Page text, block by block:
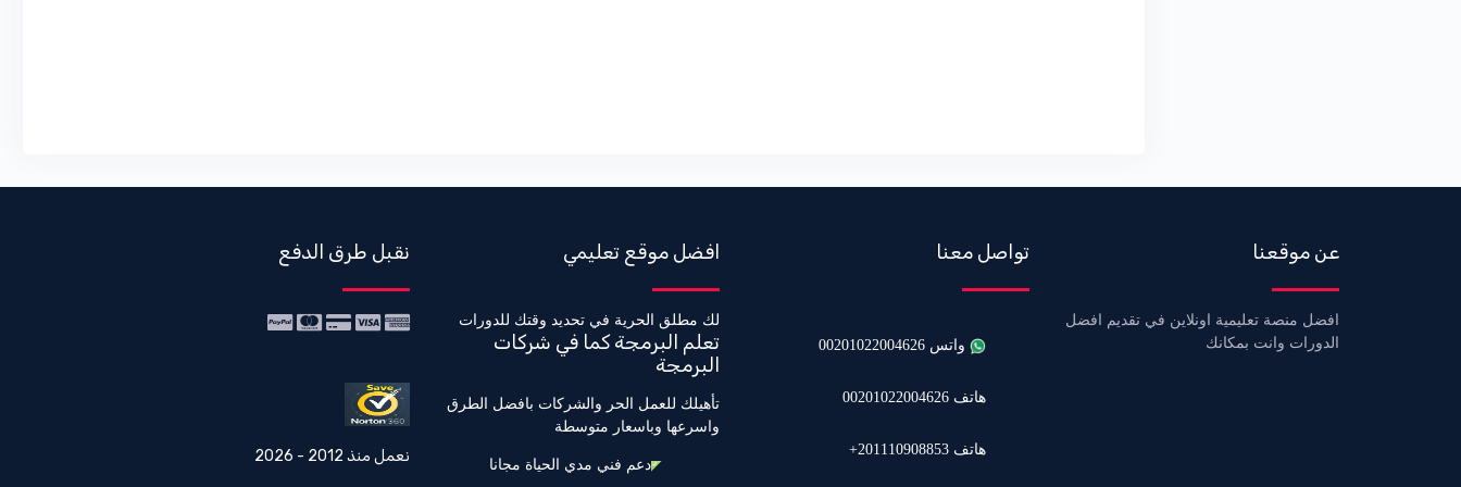
عن موقعنا
افضل منصة تعليمية اونلاين في تقديم افضل
الدورات وانت بمكانك
تواصل معنا
واتس 00201022004626
هاتف 00201022004626
هاتف 201110908853+
افضل موقع تعليمي
لك مطلق الحرية في تحديد وقتك للدورات
تعلم البرمجة كما في شركات
البرمجة
تأهيلك للعمل الحر والشركات بافضل الطرق
واسرعها وباسعار متوسطة
دعم فني مدي الحياة مجانا
نقبل طرق الدفع
نعمل منذ 2012 - 2026